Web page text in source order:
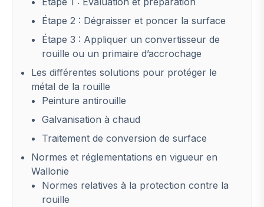
Étape 2 : Dégraisser et poncer la surface
Étape 3 : Appliquer un convertisseur de
rouille ou un primaire d’accrochage
Les différentes solutions pour protéger le
métal de la rouille
Peinture antirouille
Galvanisation à chaud
Traitement de conversion de surface
Normes et réglementations en vigueur en
Wallonie
Normes relatives à la protection contre la
rouille